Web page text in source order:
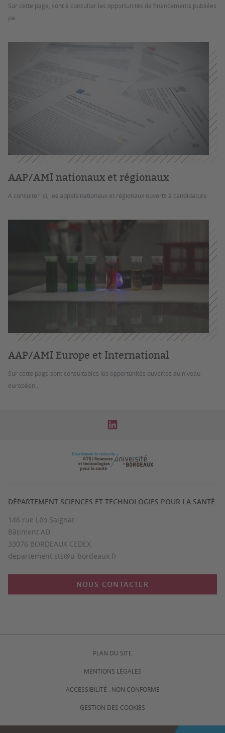
Sur cette page, sont à consulter les opportunités de financements publiées
pa...
AAP/AMI nationaux et régionaux
A consulter ici, les appels nationaux et régionaux ouverts à candidature
AAP/AMI Europe et International
Sur cette page sont consultables les opportunités ouvertes au niveau
européen...
DÉPARTEMENT SCIENCES ET TECHNOLOGIES POUR LA SANTÉ
146 rue Léo Saignat
Bâtiment AD
33076 BORDEAUX CEDEX
departement.sts@u-bordeaux.fr
NOUS CONTACTER
PLAN DU SITE
MENTIONS LÉGALES
ACCESSIBILITÉ : NON CONFORME
GESTION DES COOKIES